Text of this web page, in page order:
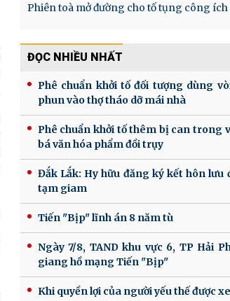
Phiên toà mở đường cho tố tụng công ích
ĐỌC NHIỀU NHẤT
Phê chuẩn khởi tố đối tượng dùng
phun vào thợ tháo dỡ mái nhà
Phê chuẩn khởi tố thêm bị can trong
bá văn hóa phẩm đồi trụy
Đắk Lắk: Hy hữu đăng ký kết hôn lưu
tạm giam
Tiến "Bịp" lĩnh án 8 năm tù
Ngày 7/8, TAND khu vực 6, TP Hải
giang hồ mạng Tiến "Bịp"
Khi quyền lợi của người yếu thế được